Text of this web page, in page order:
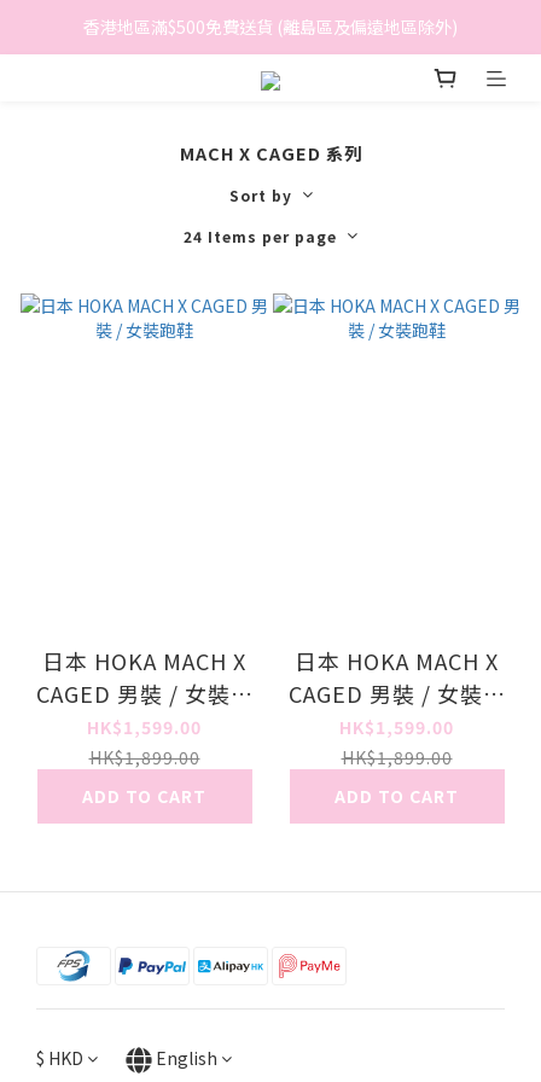
香港地區滿$500免費送貨 (離島區及偏遠地區除外)
香港地區滿$500免費送貨 (離島區及偏遠地區除外)
BreeziB 會員享有額外折扣及積分優惠
MACH X CAGED 系列
Sort by
24 Items per page
日本 HOKA MACH X
CAGED 男裝 / 女裝跑
鞋
HK$1,599.00
HK$1,899.00
ADD TO CART
日本 HOKA MACH X
CAGED 男裝 / 女裝跑
鞋
HK$1,599.00
HK$1,899.00
ADD TO CART
$ HKD English